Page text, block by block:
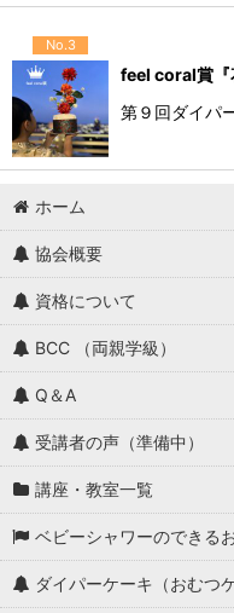
No.3
feel coral賞『
第９回ダイパ
ホーム
協会概要
資格について
BCC （両親学級）
Q＆A
受講者の声（準備中）
講座・教室一覧
ベビーシャワーのできる
ダイパーケーキ（おむつ